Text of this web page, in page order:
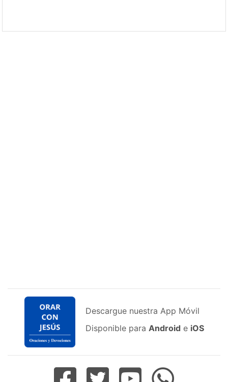
Descargue nuestra App Móvil
Disponible para Android e iOS